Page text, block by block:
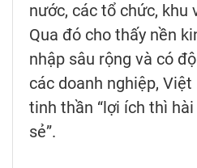
nước, các tổ chức, khu
Qua đó cho thấy nền
nhập sâu rộng và có
các doanh nghiệp,
tinh thần “lợi ích thì
sẻ”.